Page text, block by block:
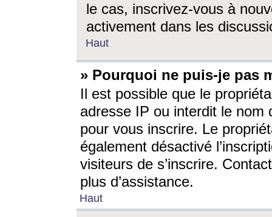
le cas, inscrivez-vous à
activement dans les
Haut
» Pourquoi ne puis-je pas
Il est possible que le
adresse IP ou interdit le nom
pour vous inscrire. Le
également désactivé
visiteurs de s’inscrire.
plus d’assistance.
Haut